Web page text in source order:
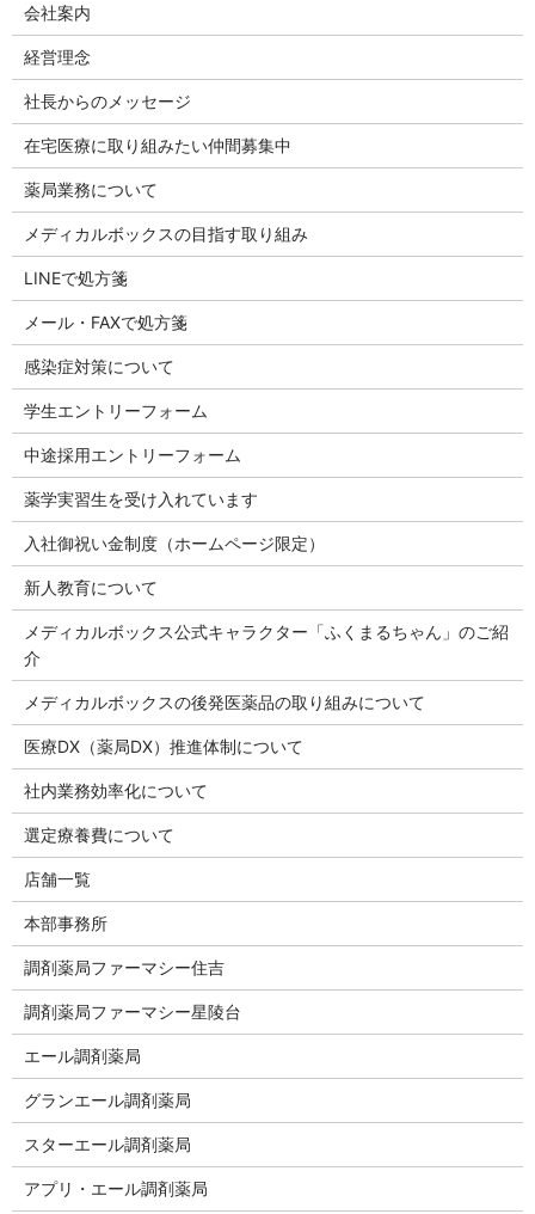
会社案内
経営理念
社長からのメッセージ
在宅医療に取り組みたい仲間募集中
薬局業務について
メディカルボックスの目指す取り組み
LINEで処方箋
メール・FAXで処方箋
感染症対策について
学生エントリーフォーム
中途採用エントリーフォーム
薬学実習生を受け入れています
入社御祝い金制度（ホームページ限定）
新人教育について
メディカルボックス公式キャラクター「ふくまるちゃん」のご紹
介
メディカルボックスの後発医薬品の取り組みについて
医療DX（薬局DX）推進体制について
社内業務効率化について
選定療養費について
店舗一覧
本部事務所
調剤薬局ファーマシー住吉
調剤薬局ファーマシー星陵台
エール調剤薬局
グランエール調剤薬局
スターエール調剤薬局
アプリ・エール調剤薬局